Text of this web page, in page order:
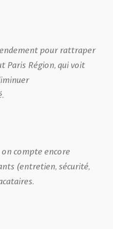
pour rattraper
Paris Région, qui voit
compte encore
(entretien, sécurité,